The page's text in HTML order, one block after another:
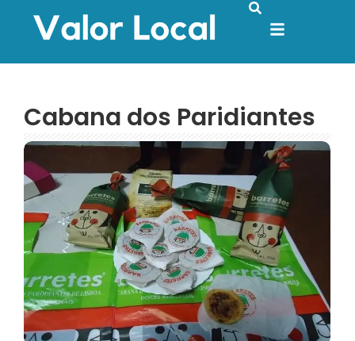
Cabana dos Paridiantes